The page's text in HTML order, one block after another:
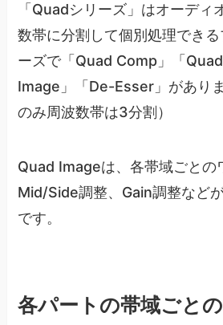
「Quadシリーズ」はオーディ
数帯に分割して個別処理でき
ーズで「Quad Comp」「
Image」「De-Esser」があり
のみ周波数帯は3分割）
Quad Imageは、各帯域ごとの
Mid/Side調整、Gain調整など
です。
各パートの帯域ごと